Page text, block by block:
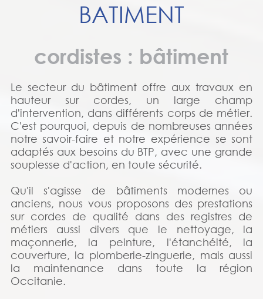
BATIMENT
cordistes : bâtiment
Le secteur du bâtiment offre aux travaux en
hauteur sur cordes, un large champ
d'intervention, dans différents corps de métier.
C'est pourquoi, depuis de nombreuses années
notre savoir-faire et notre expérience se sont
adaptés aux besoins du BTP, avec une grande
souplesse d'action, en toute sécurité.
Qu'il s'agisse de bâtiments modernes ou
anciens, nous vous proposons des prestations
sur cordes de qualité dans des registres de
métiers aussi divers que le nettoyage, la
maçonnerie, la peinture, l'étanchéité, la
couverture, la plomberie-zinguerie, mais aussi
la maintenance dans toute la région
Occitanie.